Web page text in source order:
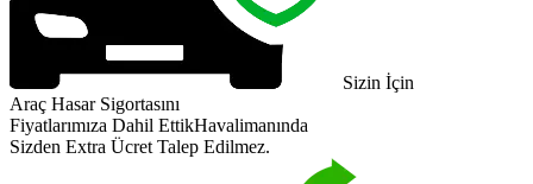
Sizin İçin
Araç Hasar Sigortasını
Fiyatlarımıza Dahil EttikHavalimanında
Sizden Extra Ücret Talep Edilmez.